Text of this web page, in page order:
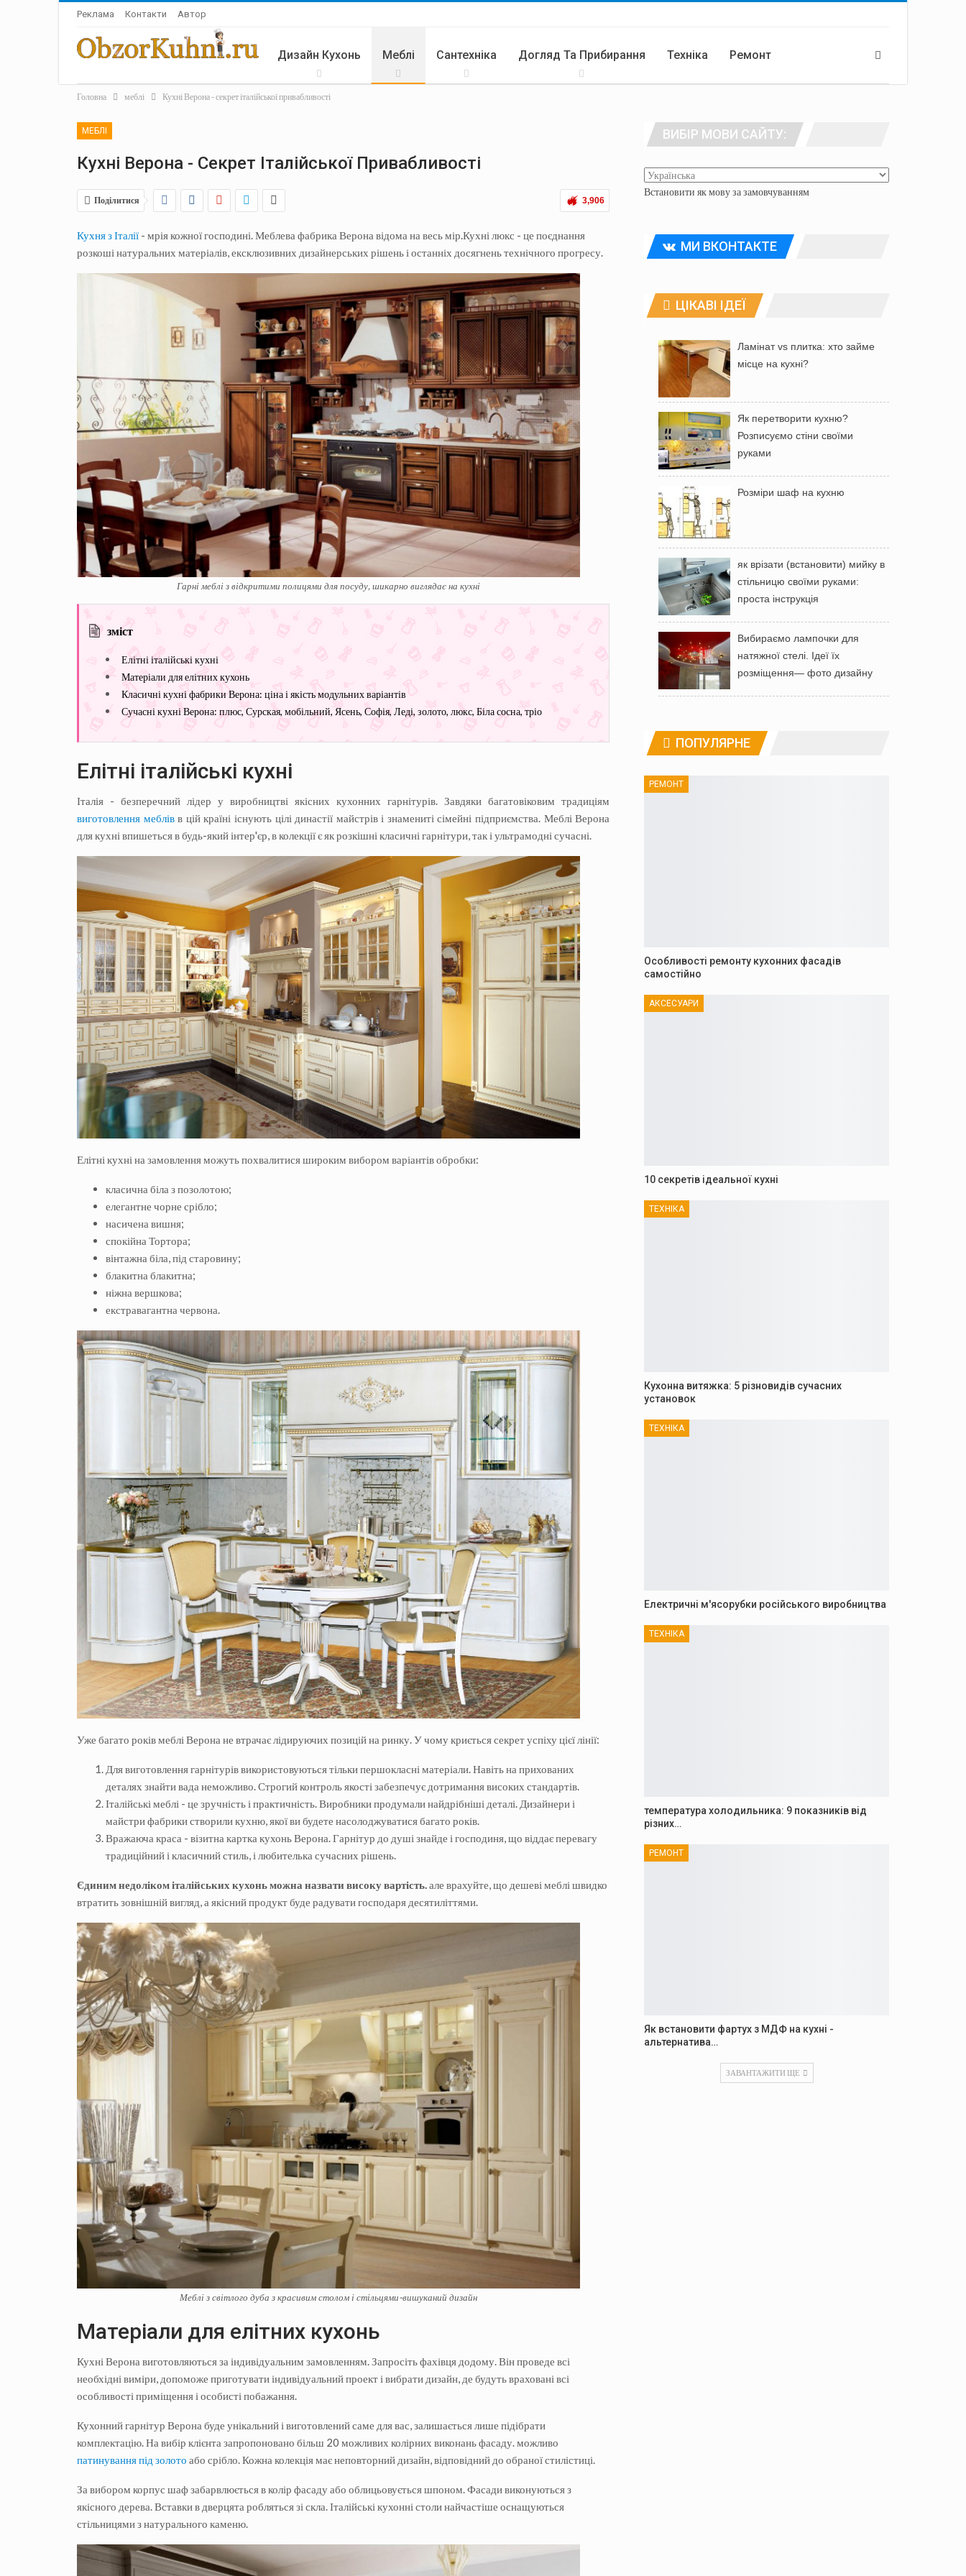
Реклама Контакти Автор
Дизайн Кухонь Меблі Сантехніка Догляд Та Прибирання Техніка Ремонт
Головна меблі Кухні Верона - секрет італійської привабливості
МЕБЛІ
Кухні Верона - Секрет Італійської Привабливості
3,906
Поділитися
Кухня з Італії - мрія кожної господині. Меблева фабрика Верона відома на весь мір.Кухні люкс - це поєднання
розкоші натуральних матеріалів, ексклюзивних дизайнерських рішень і останніх досягнень технічного прогресу.
Гарні меблі з відкритими полицями для посуду, шикарно виглядає на кухні
зміст
Елітні італійські кухні
Матеріали для елітних кухонь
Класичні кухні фабрики Верона: ціна і якість модульних варіантів
Сучасні кухні Верона: плюс, Сурская, мобільний, Ясень, Софія, Леді, золото, люкс, Біла сосна, тріо
Елітні італійські кухні
Італія - ​​безперечний лідер у виробництві якісних кухонних гарнітурів. Завдяки багатовіковим традиціям
виготовлення меблівв цій країні існують цілі династії майстрів і знамениті сімейні підприємства. Меблі Верона
для кухні впишеться в будь-який інтер'єр, в колекції є як розкішні класичні гарнітури, так і ультрамодні сучасні.
Елітні кухні на замовлення можуть похвалитися широким вибором варіантів обробки:
класична біла з позолотою;
елегантне чорне срібло;
насичена вишня;
спокійна Тортора;
вінтажна біла, під старовину;
блакитна блакитна;
ніжна вершкова;
екстравагантна червона.
Уже багато років меблі Верона не втрачає лідируючих позицій на ринку. У чому криється секрет успіху цієї лінії:
Для виготовлення гарнітурів використовуються тільки першокласні матеріали. Навіть на прихованих
деталях знайти вада неможливо. Строгий контроль якості забезпечує дотримання високих стандартів.
Італійські меблі - це зручність і практичність. Виробники продумали найдрібніші деталі. Дизайнери і
майстри фабрики створили кухню, якої ви будете насолоджуватися багато років.
Вражаюча краса - візитна картка кухонь Верона. Гарнітур до душі знайде і господиня, що віддає перевагу
традиційний і класичний стиль, і любителька сучасних рішень.
Єдиним недоліком італійських кухонь можна назвати високу вартість. але врахуйте, що дешеві меблі швидко
втратить зовнішній вигляд, а якісний продукт буде радувати господаря десятиліттями.
Меблі з світлого дуба з красивим столом і стільцями-вишуканий дизайн
Матеріали для елітних кухонь
Кухні Верона виготовляються за індивідуальним замовленням. Запросіть фахівця додому. Він проведе всі
необхідні виміри, допоможе приготувати індивідуальний проект і вибрати дизайн, де будуть враховані всі
особливості приміщення і особисті побажання.
Кухонний гарнітур Верона буде унікальний і виготовлений саме для вас, залишається лише підібрати
комплектацію. На вибір клієнта запропоновано більш 20 можливих колірних виконань фасаду. можливо
патинування під золото або срібло. Кожна колекція має неповторний дизайн, відповідний до обраної стилістиці.
За вибором корпус шаф забарвлюється в колір фасаду або облицьовується шпоном. Фасади виконуються з
якісного дерева. Вставки в дверцята робляться зі скла. Італійські кухонні столи найчастіше оснащуються
стільницями з натурального каменю.
ВИБІР МОВИ САЙТУ:
Встановити як мову за замовчуванням
МИ ВКОНТАКТЕ
ЦІКАВІ ІДЕЇ
Ламінат vs плитка: хто займе
місце на кухні?
Як перетворити кухню?
Розписуємо стіни своїми
руками
Розміри шаф на кухню
як врізати (встановити) мийку в
стільницю своїми руками:
проста інструкція
Вибираємо лампочки для
натяжної стелі. Ідеї ​​їх
розміщення— фото дизайну
ПОПУЛЯРНЕ
РЕМОНТ
Особливості ремонту кухонних фасадів
самостійно
АКСЕСУАРИ
10 секретів ідеальної кухні
ТЕХНІКА
Кухонна витяжка: 5 різновидів сучасних
установок
ТЕХНІКА
Електричні м'ясорубки російського виробництва
ТЕХНІКА
температура холодильника: 9 показників від
різних…
РЕМОНТ
Як встановити фартух з МДФ на кухні -
альтернатива…
ЗАВАНТАЖИТИ ЩЕ